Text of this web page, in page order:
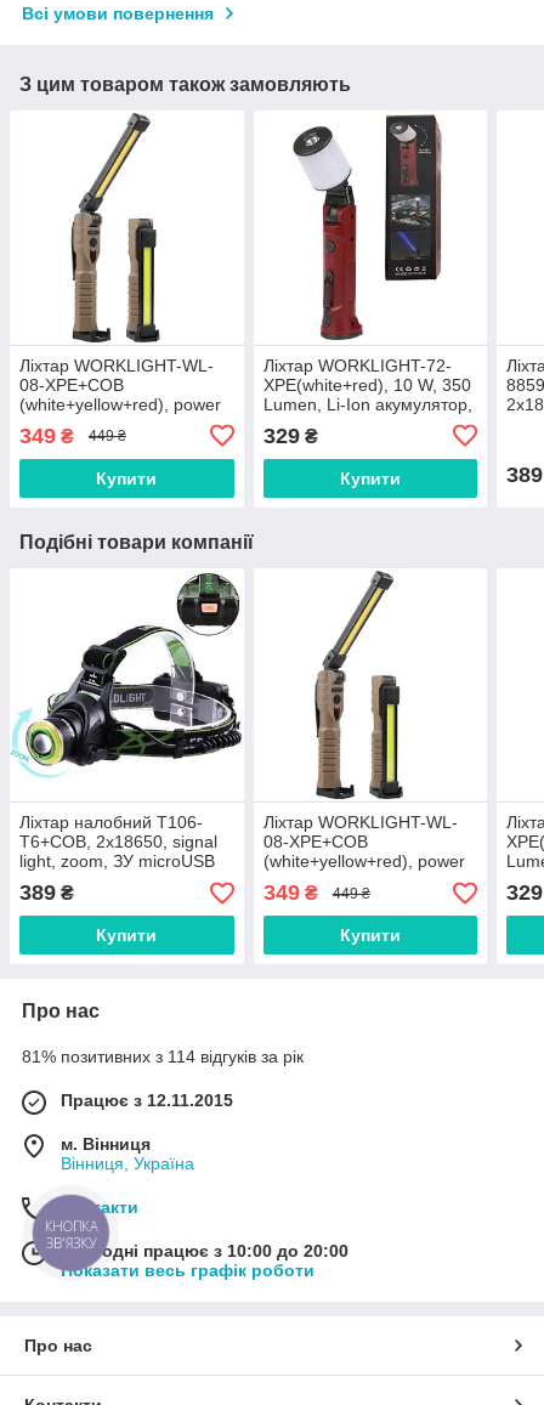
Всі умови повернення
З цим товаром також замовляють
Ліхтар WORKLIGHT-WL-
08-XPE+COB
(white+yellow+red), power
bank, Li-Ion акумулятор,
поворот180º+180º, магніт,
затискач, гак, ЗУ Type
349 ₴ 449 ₴
Купити
Ліхтар WORKLIGHT-72-
XPE(white+red), 10 W, 350
Lumen, Li-Ion акумулятор,
затискач, гак, магніт, ЗУ
Type-C
329₴
Купити 389
Подібні товари компанії
Ліхтар налобний T106-
T6+COB, 2x18650, signal
light, zoom, ЗУ microUSB
389 ₴
Купити
Ліхтар WORKLIGHT-WL-
08-XPE+COB
(white+yellow+red), power
bank, Li-Ion акумулятор,
поворот180º+180º, магніт,
затискач, гак, ЗУ Type
349₴ 449 ₴
Купити
329
Про нас
81% позитивних з 114 відгуків за рік
Працює з 12.11.2015
м. Вінниця
Вінниця, Україна
Контакти
Сьогодні працює з 10:00 до 20:00
Показати весь графік роботи
Про нас
КНОПКА
ЗВ'ЯЗКУ